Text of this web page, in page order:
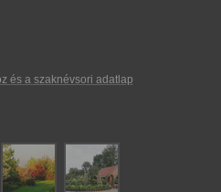
és a szaknévsori adatlap